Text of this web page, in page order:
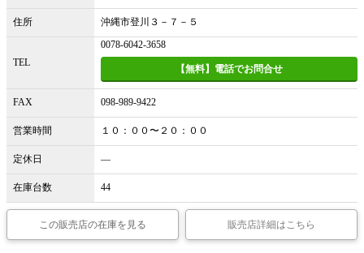
住所 沖縄市登川３－７－５
TEL
0078-6042-3658
【無料】電話でお問合せ
FAX 098-989-9422
営業時間 １０：００〜２０：００
定休日 ―
在庫台数 44
この販売店の在庫を見る 販売店詳細はこちら